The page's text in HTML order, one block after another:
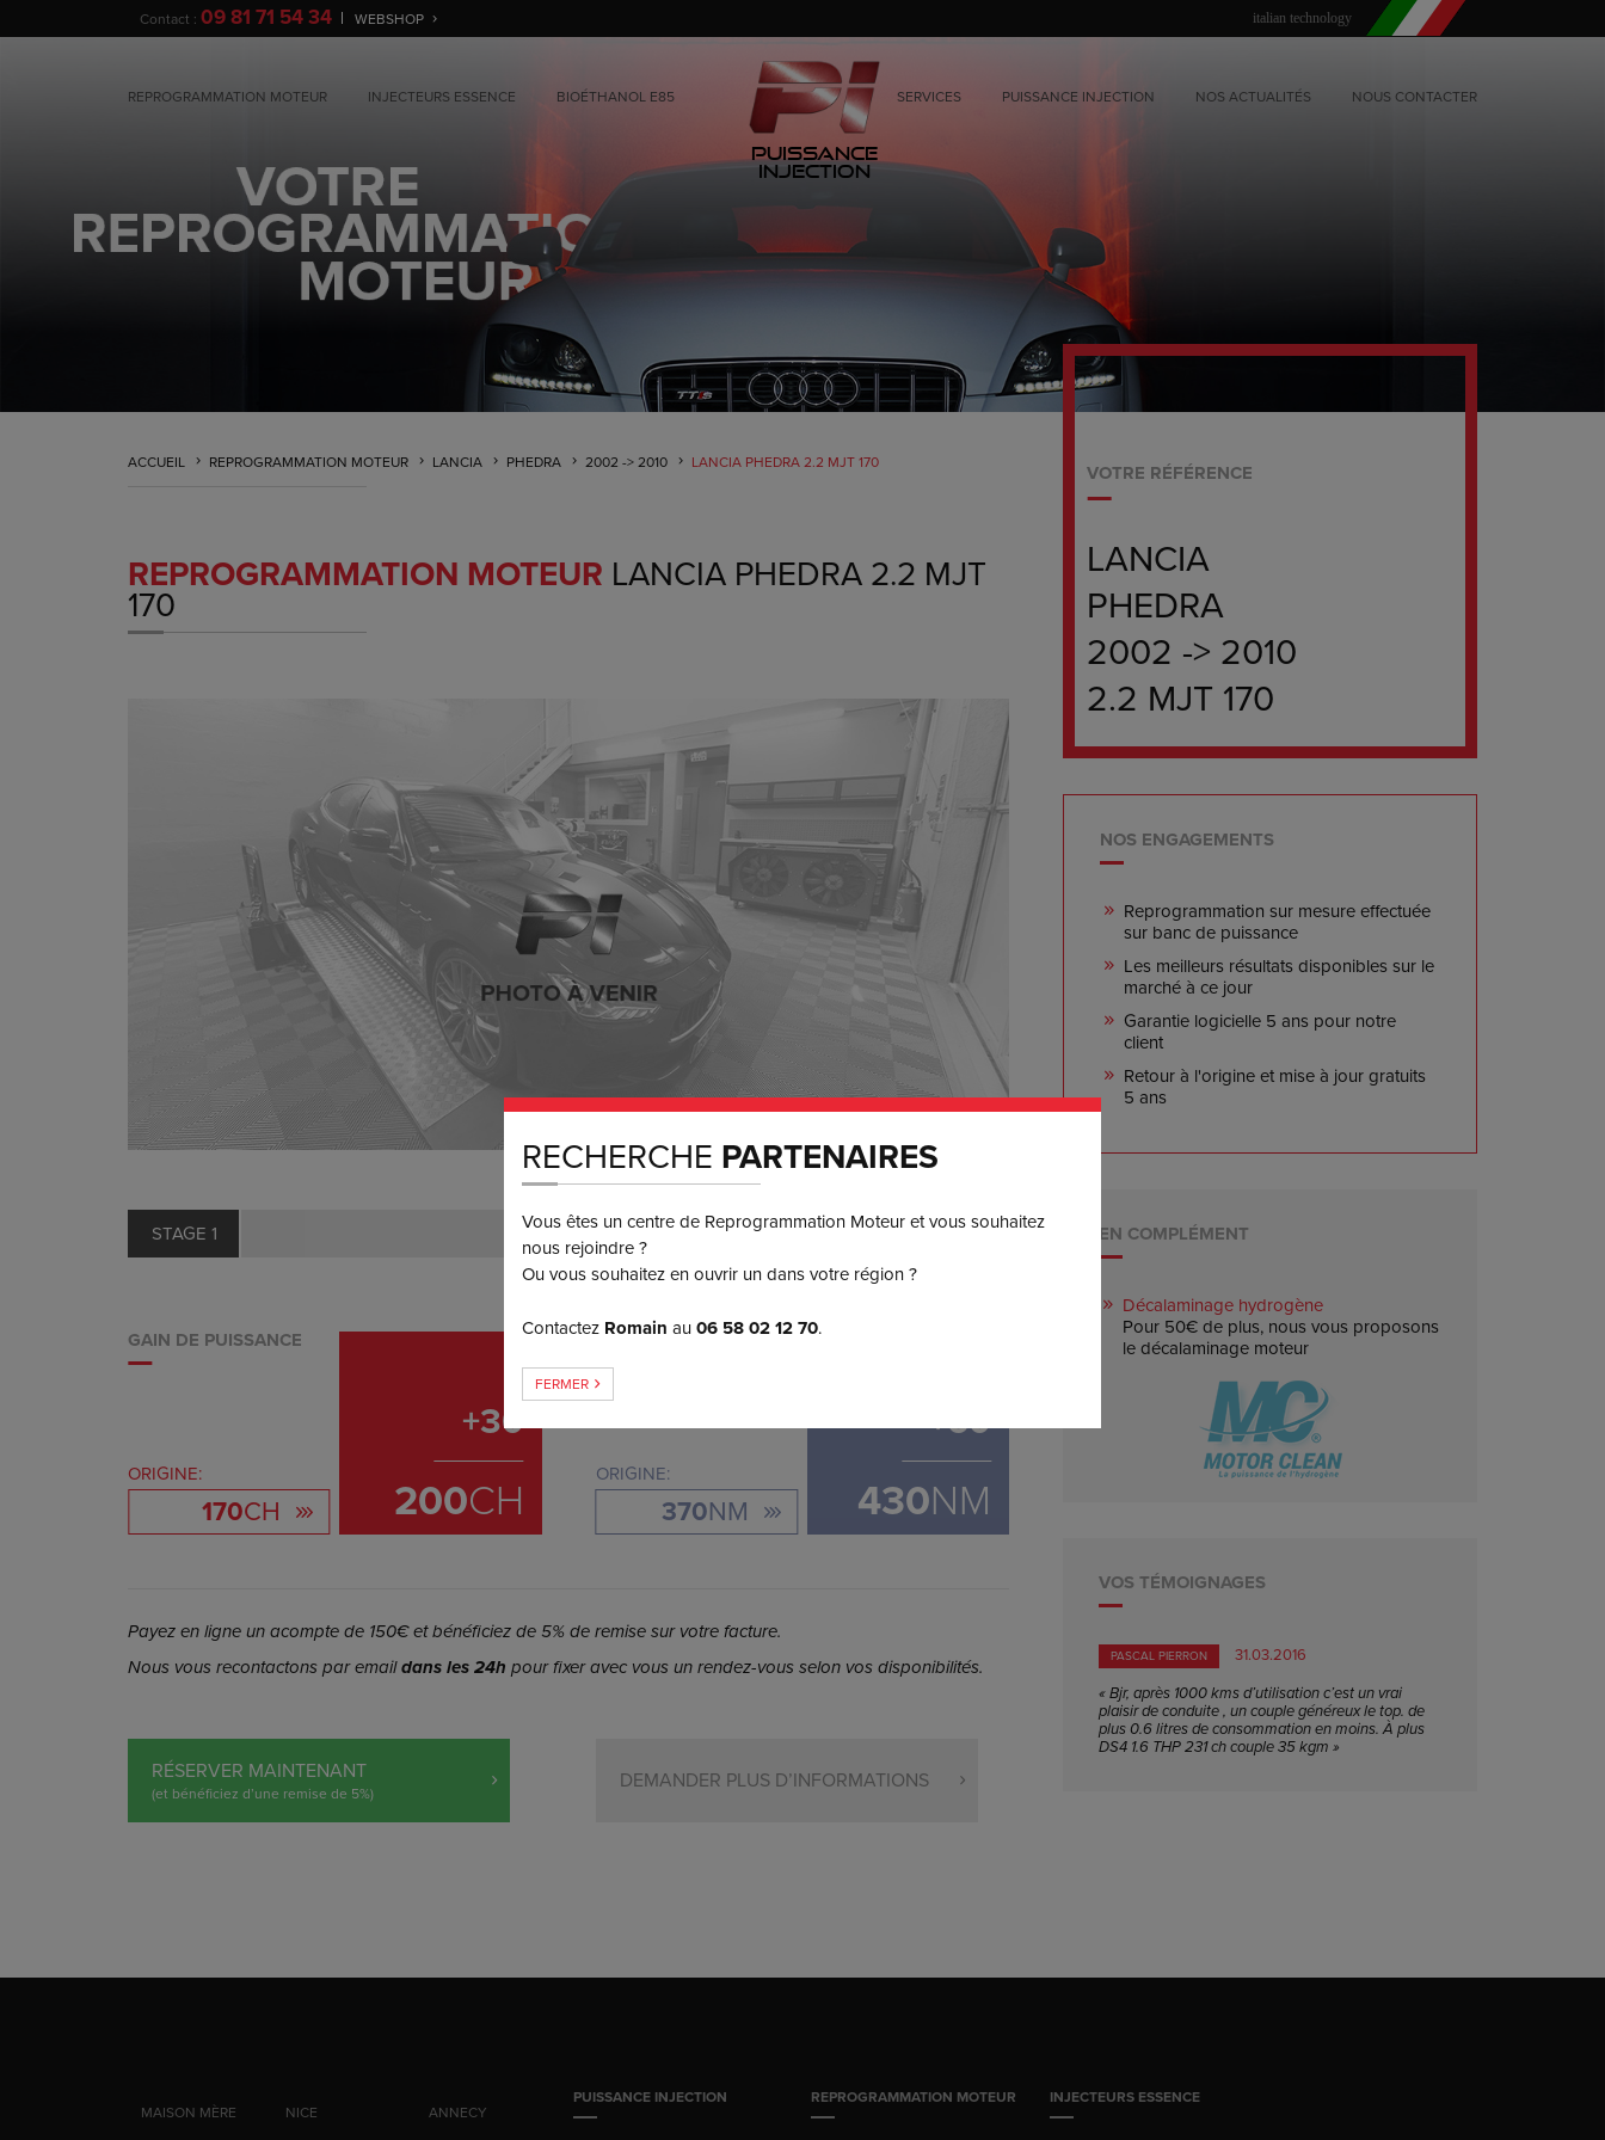
italian technology
Contact : 09 81 71 54 34 WEBSHOP
Puissance
Injection
REPROGRAMMATION MOTEUR INJECTEURS ESSENCE BIOÉTHANOL E85 SERVICES PUISSANCE INJECTION NOS ACTUALITÉS NOUS CONTACTER
ACCUEIL REPROGRAMMATION MOTEUR LANCIA PHEDRA 2002 -> 2010 LANCIA PHEDRA 2.2 MJT 170
REPROGRAMMATION MOTEUR LANCIA PHEDRA 2.2 MJT
170
STAGE 1 3 ou 4x 550 € TTC
GAIN DE PUISSANCE
ORIGINE:
170CH
+30
200CH
GAIN DE COUPLE
ORIGINE:
370NM
+60
430NM
Payez en ligne un acompte de 150€ et bénéficiez de 5% de remise sur votre facture.
Nous vous recontactons par emaildans les 24h pour fixer avec vous un rendez-vous selon vos disponibilités.
RÉSERVER MAINTENANT
(et bénéficiez d’une remise de 5%) DEMANDER PLUS D’INFORMATIONS
VOTRE RÉFÉRENCE
LANCIA
PHEDRA
2002 -> 2010
2.2 MJT 170
NOS ENGAGEMENTS
Reprogrammation sur mesure effectuée
sur banc de puissance
Les meilleurs résultats disponibles sur le
marché à ce jour
Garantie logicielle 5 ans pour notre
client
Retour à l'origine et mise à jour gratuits
5 ans
EN COMPLÉMENT
Décalaminage hydrogène
Pour 50€ de plus, nous vous proposons
le décalaminage moteur
VOS TÉMOIGNAGES
PASCAL PIERRON
31.03.2016
« Bjr, après 1000 kms d’utilisation c’est un vrai
plaisir de conduite , un couple généreux le top. de
plus 0.6 litres de consommation en moins. À plus
DS4 1.6 THP 231 ch couple 35 kgm »
RECHERCHE PARTENAIRES
Vous êtes un centre de Reprogrammation Moteur et vous souhaitez
nous rejoindre ?
Ou vous souhaitez en ouvrir un dans votre région ?
Contactez Romain au06 58 02 12 70.
FERMER
MAISON MÈRE
NICE
ANNECY
PUISSANCE INJECTION REPROGRAMMATION MOTEUR INJECTEURS ESSENCE